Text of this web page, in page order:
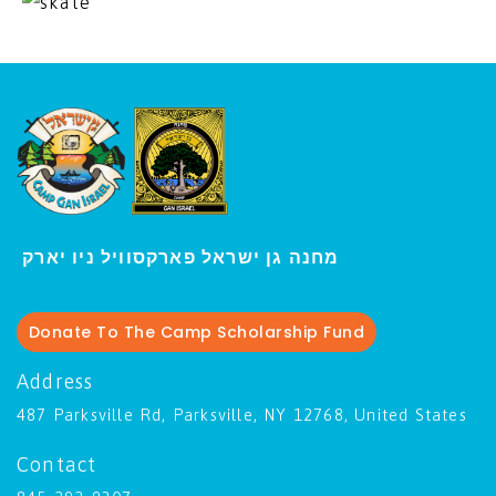
מחנה גן ישראל פארקסוויל ני
Donate To The Camp Scholarship Fund
Address
487 Parksville Rd, Parksville, NY 12768, United States
Contact